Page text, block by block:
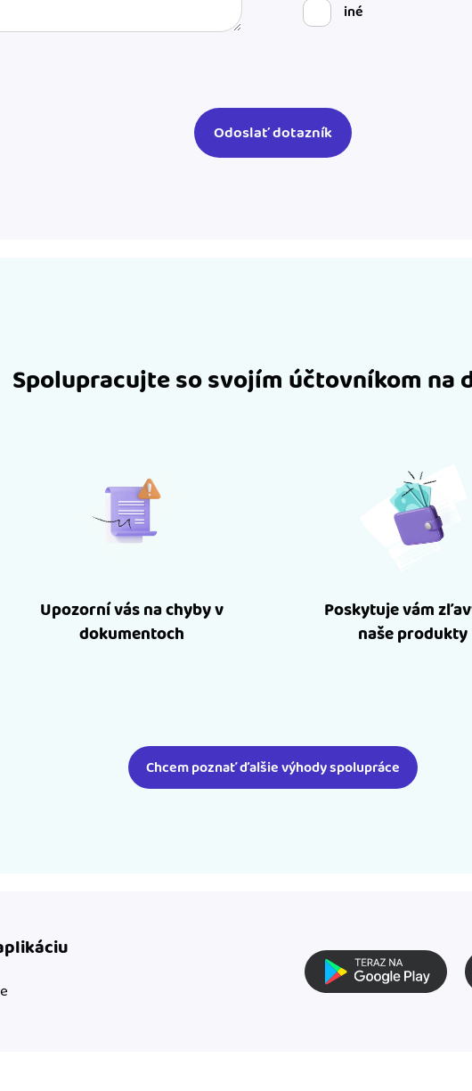
iné
Spolupracujte so svojím účtovníkom na
Upozorní vás na chyby v
dokumentoch
Poskytuje vám
naše produkty
Chcem poznať ďalšie výhody spolupráce